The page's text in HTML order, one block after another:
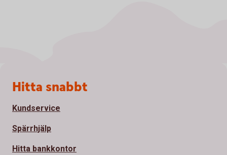
Sidfot
Hitta snabbt
Kundservice
Spärrhjälp
Hitta bankkontor